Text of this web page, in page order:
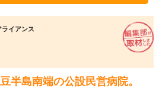
イアンス
半島南端の公設民営病院。